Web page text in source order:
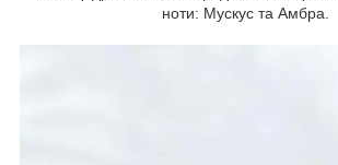
ноти: Мускус та Амбра.